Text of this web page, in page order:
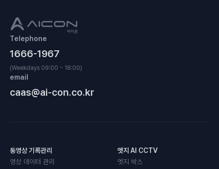
Telephone
1666-1967
(Weekdays 09:00 ~ 18:00)
email
caas@ai-con.co.kr
동영상 기록관리
영상 데이터 관리
엣지 AI CCTV
엣지 박스